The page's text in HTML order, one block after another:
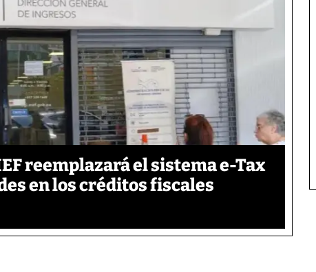
reemplazará el sistema e-Tax
en los créditos fiscales